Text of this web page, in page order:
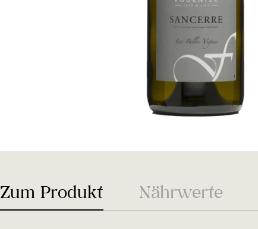
Zum Produkt Nährwerte